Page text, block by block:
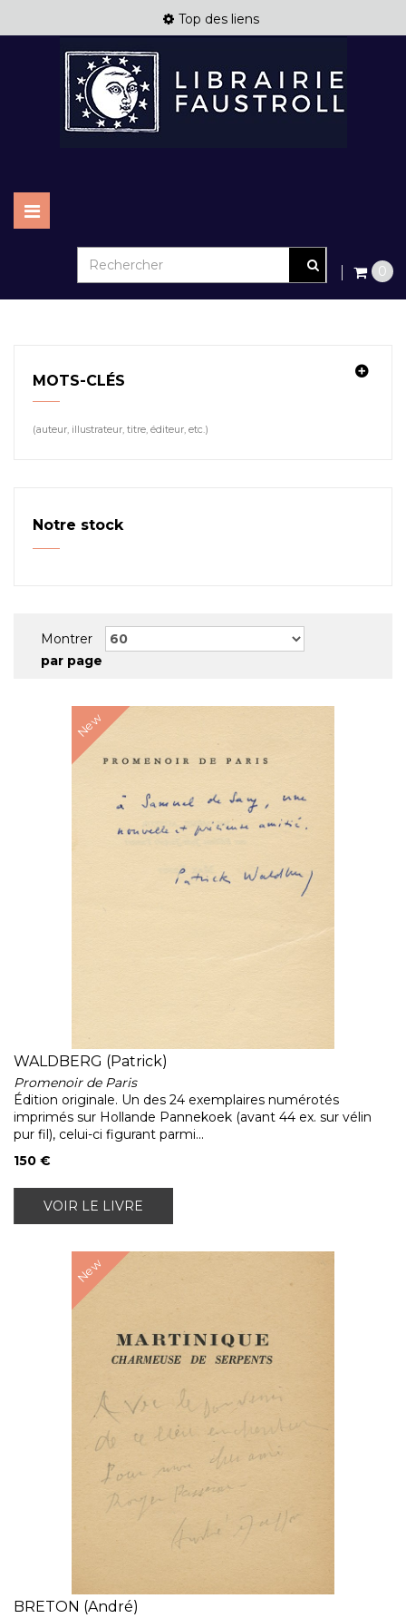
Top des liens
Basculer
la
navigation
0
MOTS-CLÉS
(auteur, illustrateur, titre, éditeur, etc.)
Notre stock
Montrer
par page
New
WALDBERG (Patrick)
Promenoir de Paris
Édition originale. Un des 24 exemplaires numérotés
imprimés sur Hollande Pannekoek (avant 44 ex. sur vélin
pur fil), celui-ci figurant parmi...
150 €
VOIR LE LIVRE
New
BRETON (André)